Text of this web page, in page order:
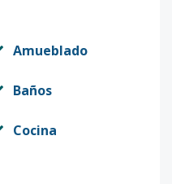
Amueblado
Baños
Cocina